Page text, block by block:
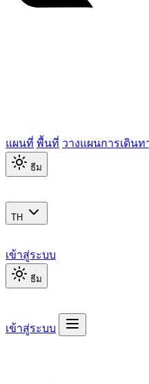
แผนที่ พื้นที่ วางแผนการเดินท
ธีม
TH
เข้าสู่ระบบ
ธีม
เข้าสู่ระบบ